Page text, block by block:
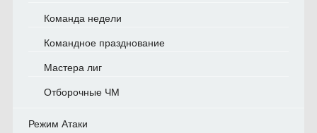
Команда недели
Командное празднование
Мастера лиг
Отборочные ЧМ
Режим Атаки